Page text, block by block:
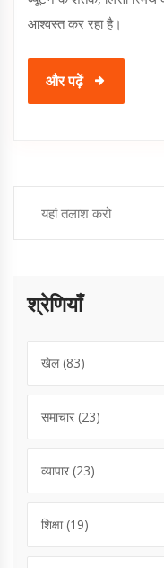
आश्वस्त कर रहा है।
और पढ़ें
श्रेणियाँ
खेल(83)
समाचार (23)
व्यापार (23)
शिक्षा(19)